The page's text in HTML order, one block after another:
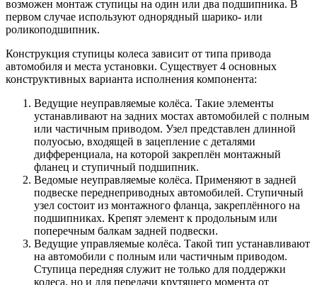
возможен монтаж ступицы на один или два подшипника. В
первом случае используют однорядный шарико- или
роликоподшипник.
Конструкция ступицы колеса зависит от типа привода
автомобиля и места установки. Существует 4 основных
конструктивных варианта исполнения компонента:
Ведущие неуправляемые колёса. Такие элементы
устанавливают на задних мостах автомобилей с полным
или частичным приводом. Узел представлен длинной
полуосью, входящей в зацепление с деталями
дифференциала, на которой закреплён монтажный
фланец и ступичный подшипник.
Ведомые неуправляемые колёса. Применяют в задней
подвеске переднеприводных автомобилей. Ступичный
узел состоит из монтажного фланца, закреплённого на
подшипниках. Крепят элемент к продольным или
поперечным балкам задней подвески.
Ведущие управляемые колёса. Такой тип устанавливают
на автомобили с полным или частичным приводом.
Ступица передняя служит не только для поддержки
колеса, но и для передачи крутящего момента от